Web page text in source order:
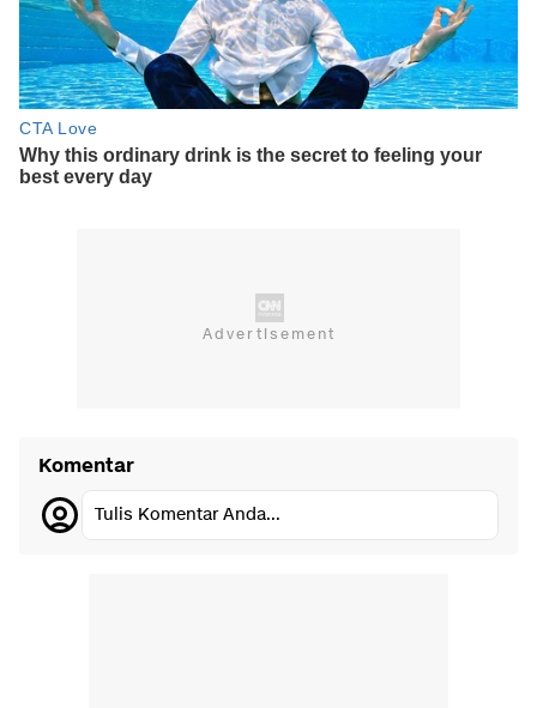
Komentar
Tulis Komentar Anda...